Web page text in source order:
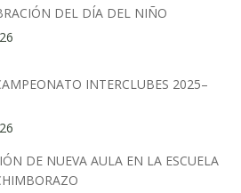
DEL DÍA DEL NIÑO
INTERCLUBES 2025–
DE NUEVA AULA EN LA ESCUELA